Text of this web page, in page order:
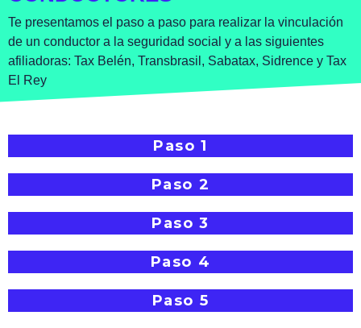
Te presentamos el paso a paso para realizar la vinculación
de un conductor a la seguridad social y a las siguientes
afiliadoras: Tax Belén, Transbrasil, Sabatax, Sidrence y Tax
El Rey
Paso 1
Paso 2
Paso 3
Paso 4
Paso 5